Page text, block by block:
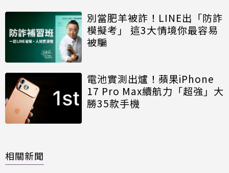
別當肥羊被詐！LINE出「防詐
模擬考」 這3大情境你最容易
被騙
電池實測出爐！蘋果iPhone
17 Pro Max續航力「超強」大
勝35款手機
相關新聞